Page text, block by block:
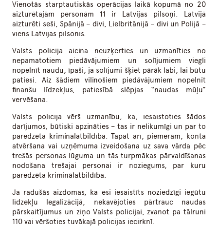
Vienotās starptautiskās operācijas laikā kopumā no 20
aizturētajām personām 11 ir Latvijas pilsoņi. Latvijā
aizturēti seši, Spānijā – divi, Lielbritānijā – divi un Polijā –
viens Latvijas pilsonis.
Valsts policija aicina neuzķerties un uzmanīties no
nepamatotiem piedāvājumiem un solījumiem viegli
nopelnīt naudu, īpaši, ja solījumi šķiet pārāk labi, lai būtu
patiesi. Aiz šādiem vilinošiem piedāvājumiem nopelnīt
finanšu līdzekļus, patiesībā slēpjas “naudas mūļu”
vervēšana.
Valsts policija vērš uzmanību, ka, iesaistoties šādos
darījumos, būtiski apzināties – tas ir nelikumīgi un par to
paredzēta kriminālatbildība. Tāpat arī, piemēram, konta
atvēršana vai uzņēmuma izveidošana uz sava vārda pēc
trešās personas lūguma un tās turpmākas pārvaldīšanas
nodošana trešajai personai ir noziegums, par kuru
paredzēta kriminālatbildība.
Ja radušās aizdomas, ka esi iesaistīts noziedzīgi iegūtu
līdzekļu legalizācijā, nekavējoties pārtrauc naudas
pārskaitījumus un ziņo Valsts policijai, zvanot pa tālruni
110 vai vēršoties tuvākajā policijas iecirknī.